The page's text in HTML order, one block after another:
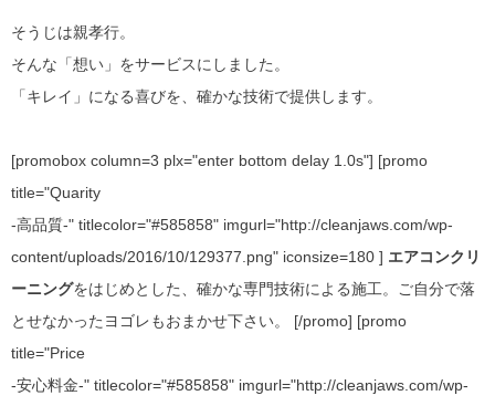
そうじは親孝行。
そんな「想い」をサービスにしました。
「キレイ」になる喜びを、確かな技術で提供します。
[promobox column=3 plx="enter bottom delay 1.0s"] [promo
title="Quarity
-高品質-" titlecolor="#585858" imgurl="http://cleanjaws.com/wp-
content/uploads/2016/10/129377.png" iconsize=180 ] エアコンクリ
ーニングをはじめとした、確かな専門技術による施工。ご自分で落
とせなかったヨゴレもおまかせ下さい。 [/promo] [promo
title="Price
-安心料金-" titlecolor="#585858" imgurl="http://cleanjaws.com/wp-